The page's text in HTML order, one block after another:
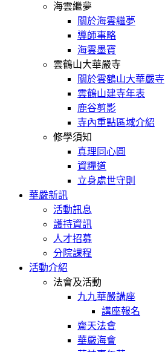
海雲繼夢
關於海雲繼夢
導師事略
海雲墨寶
雲鶴山大華嚴寺
關於雲鶴山大華嚴寺
雲鶴山建寺年表
鹿谷剪影
寺內重點區域介紹
修學須知
真理同心圓
資糧道
立身處世守則
華嚴新訊
活動訊息
護持資訊
人才招募
分院課程
活動介紹
法會及活動
九九華嚴講座
講座報名
齋天法會
華嚴海會